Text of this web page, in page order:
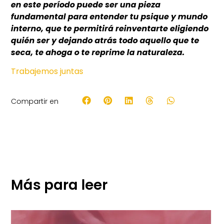
en este período puede ser una pieza
fundamental para entender tu psique y mundo
interno, que te permitirá reinventarte eligiendo
quién ser y dejando atrás todo aquello que te
seca, te ahoga o te reprime la naturaleza.
Trabajemos juntas
Compartir en
Más para leer